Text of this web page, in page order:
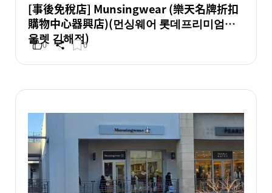
[事後免稅店] Munsingwear (樂天名牌折扣
購物中心器興店)(먼싱웨어 롯데프리미엄아
울렛 김해점)
0 0